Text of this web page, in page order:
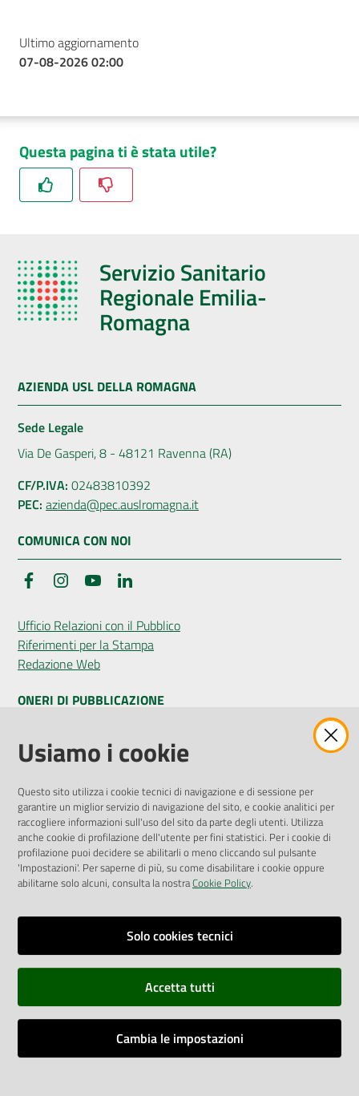
Ultimo aggiornamento
07-08-2026 02:00
Questa pagina ti è stata utile?
Servizio Sanitario
Regionale Emilia-
Romagna
AZIENDA USL DELLA ROMAGNA
Sede Legale
Via De Gasperi, 8 - 48121 Ravenna (RA)
CF/P.IVA: 02483810392
PEC: azienda@pec.auslromagna.it
COMUNICA CON NOI
FacebookInstagramYouTube
Ufficio Relazioni con il Pubblico
Riferimenti per la Stampa
Redazione Web
ONERI DI PUBBLICAZIONE
Amministrazione Trasparente
Pubblicità legale
Privacy Policy
Attuazione Misure PNRR
Liste di Attesa
ENTI, IMPRESE E PARTNER
Fatturazione Elettronica
Richiesta Patrocinio
Dichiarazione di Accessibilità
Dati di Monitoraggio
Usiamo i cookie
Questo sito utilizza i cookie tecnici di navigazione e di sessione per
garantire un miglior servizio di navigazione del sito, e cookie analitici per
raccogliere informazioni sull'uso del sito da parte degli utenti. Utilizza
anche cookie di profilazione dell'utente per fini statistici. Per i cookie di
profilazione puoi decidere se abilitarli o meno cliccando sul pulsante
'Impostazioni'. Per saperne di più, su come disabilitare i cookie oppure
abilitarne solo alcuni, consulta la nostraCookie Policy.
Solo cookies tecnici
Accetta tutti
Cambia le impostazioni